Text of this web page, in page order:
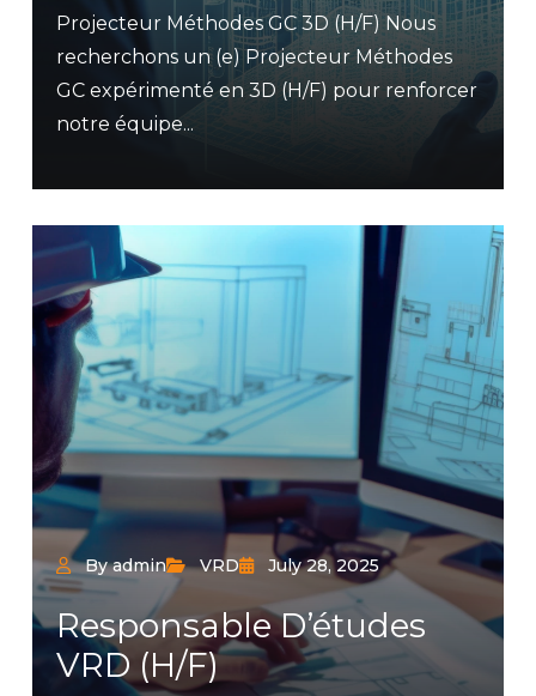
Projecteur Méthodes GC 3D (H/F) Nous
recherchons un (e) Projecteur Méthodes
GC expérimenté en 3D (H/F) pour renforcer
notre équipe...
By admin VRD July 28, 2025
Responsable D’études
VRD (H/F)